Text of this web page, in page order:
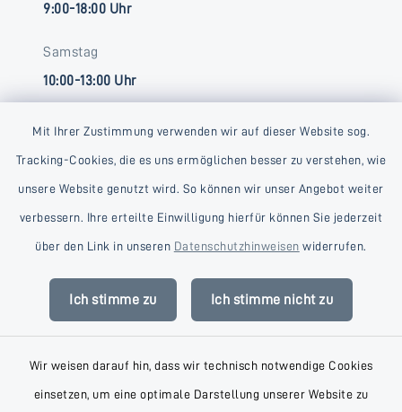
Mit Ihrer Zustimmung verwenden wir auf dieser Website sog.
Tracking-Cookies, die es uns ermöglichen besser zu verstehen, wie
unsere Website genutzt wird. So können wir unser Angebot weiter
verbessern. Ihre erteilte Einwilligung hierfür können Sie jederzeit
über den Link in unseren Datenschutzhinweisen widerrufen.
Ich stimme zu Ich stimme nicht zu
Wir weisen darauf hin, dass wir technisch notwendige Cookies
einsetzen, um eine optimale Darstellung unserer Website zu
9:00-18:00 Uhr
Samstag
10:00-13:00 Uhr
Kontakt
Datenschutz
Impressum